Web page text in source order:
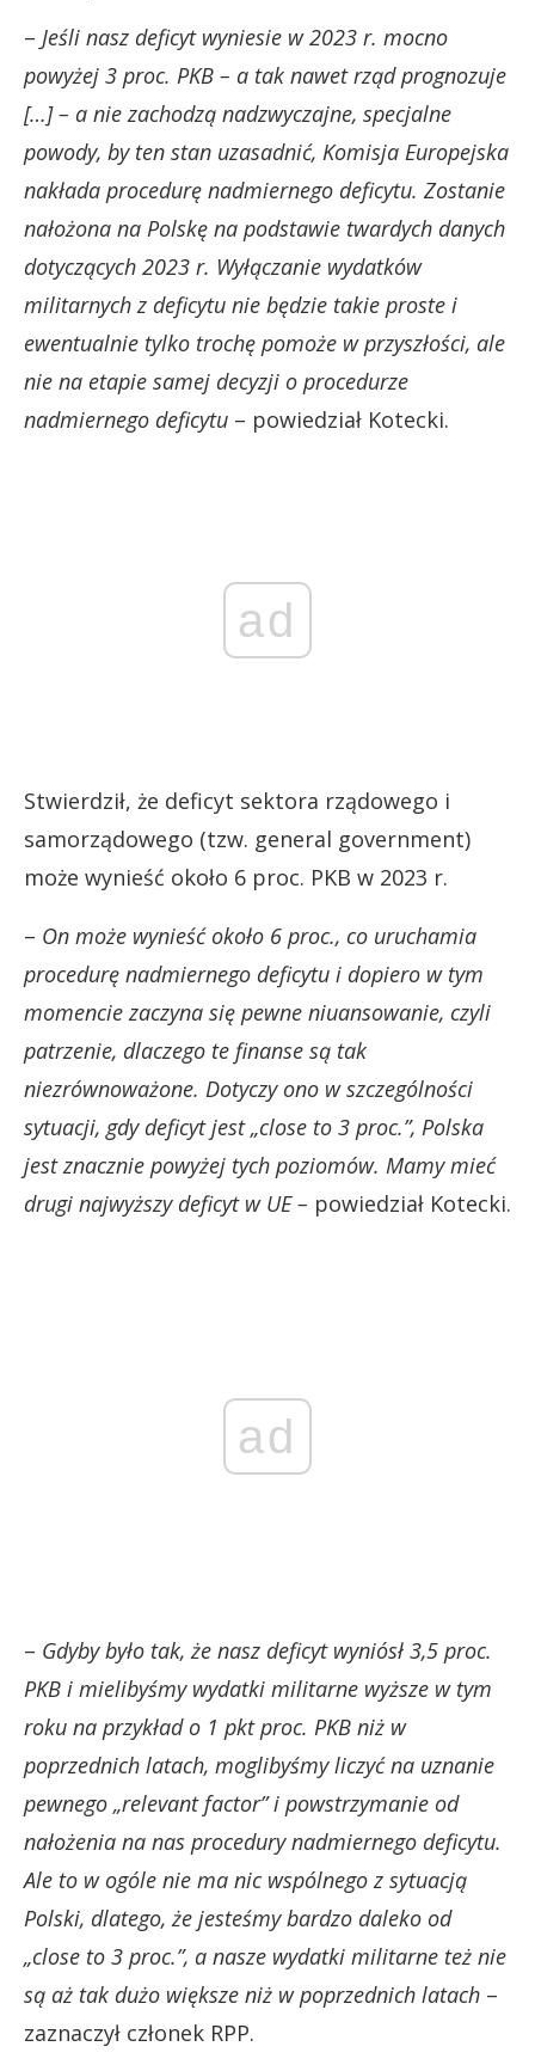
– Jeśli nasz deficyt wyniesie w 2023 r. mocno
powyżej 3 proc. PKB – a tak nawet rząd prognozuje
[…] – a nie zachodzą nadzwyczajne, specjalne
powody, by ten stan uzasadnić, Komisja Europejska
nakłada procedurę nadmiernego deficytu. Zostanie
nałożona na Polskę na podstawie twardych danych
dotyczących 2023 r. Wyłączanie wydatków
militarnych z deficytu nie będzie takie proste i
ewentualnie tylko trochę pomoże w przyszłości, ale
nie na etapie samej decyzji o procedurze
nadmiernego deficytu – powiedział Kotecki.
ad
Stwierdził, że deficyt sektora rządowego i
samorządowego (tzw. general government)
może wynieść około 6 proc. PKB w 2023 r.
– On może wynieść około 6 proc., co uruchamia
procedurę nadmiernego deficytu i dopiero w tym
momencie zaczyna się pewne niuansowanie, czyli
patrzenie, dlaczego te finanse są tak
niezrównoważone. Dotyczy ono w szczególności
sytuacji, gdy deficyt jest „close to 3 proc.”, Polska
jest znacznie powyżej tych poziomów. Mamy mieć
drugi najwyższy deficyt w UE – powiedział Kotecki.
ad
– Gdyby było tak, że nasz deficyt wyniósł 3,5 proc.
PKB i mielibyśmy wydatki militarne wyższe w tym
roku na przykład o 1 pkt proc. PKB niż w
poprzednich latach, moglibyśmy liczyć na uznanie
pewnego „relevant factor” i powstrzymanie od
nałożenia na nas procedury nadmiernego deficytu.
Ale to w ogóle nie ma nic wspólnego z sytuacją
Polski, dlatego, że jesteśmy bardzo daleko od
„close to 3 proc.”, a nasze wydatki militarne też nie
są aż tak dużo większe niż w poprzednich latach –
zaznaczył członek RPP.